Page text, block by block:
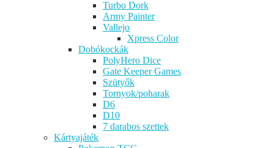
Turbo Dork
Army Painter
Vallejo
Xpress Color
Dobókockák
PolyHero Dice
Gate Keeper Games
Szütyők
Tornyok/poharak
D6
D10
7 darabos szettek
Kártyajáték